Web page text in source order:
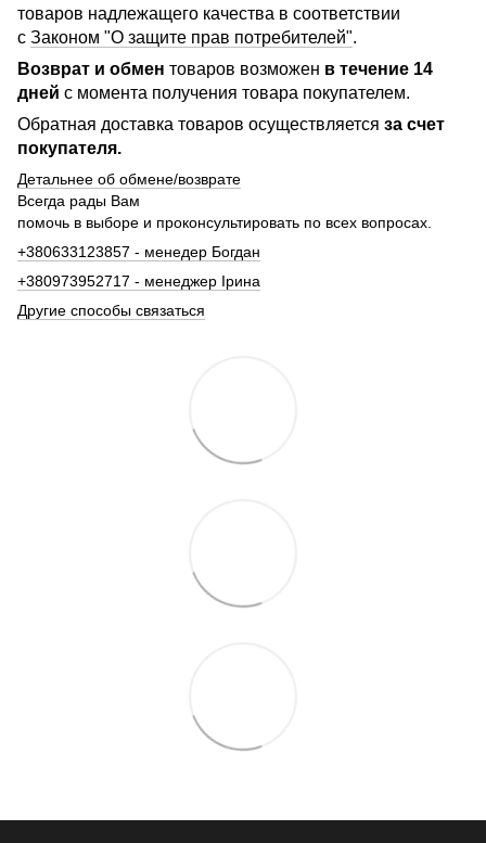
товаров надлежащего качества в соответствии
с Законом "О защите прав потребителей".
Возврат и обмен товаров возможен в течение 14
дней с момента получения товара покупателем.
Обратная доставка товаров осуществляется за счет
покупателя.
Детальнее об обмене/возврате
Всегда рады Вам
помочь в выборе и проконсультировать по всех вопросах.
+380633123857 - менедер Богдан
+380973952717 - менеджер Ірина
Другие способы связаться